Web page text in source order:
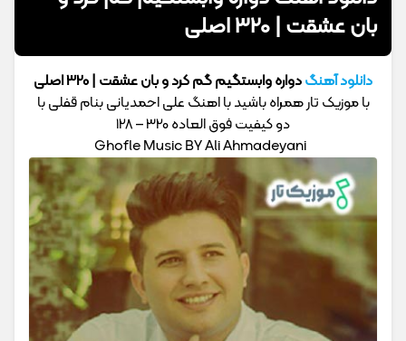
بان عشقت | 320 اصلی
دانلود آهنگدواره وابستگیم گم کرد و بان عشقت | 320 اصلی
با موزیک تار همراه باشید با اهنگ علی احمدیانی بنام قفلی با
دو کیفیت فوق العاده 320 – 128